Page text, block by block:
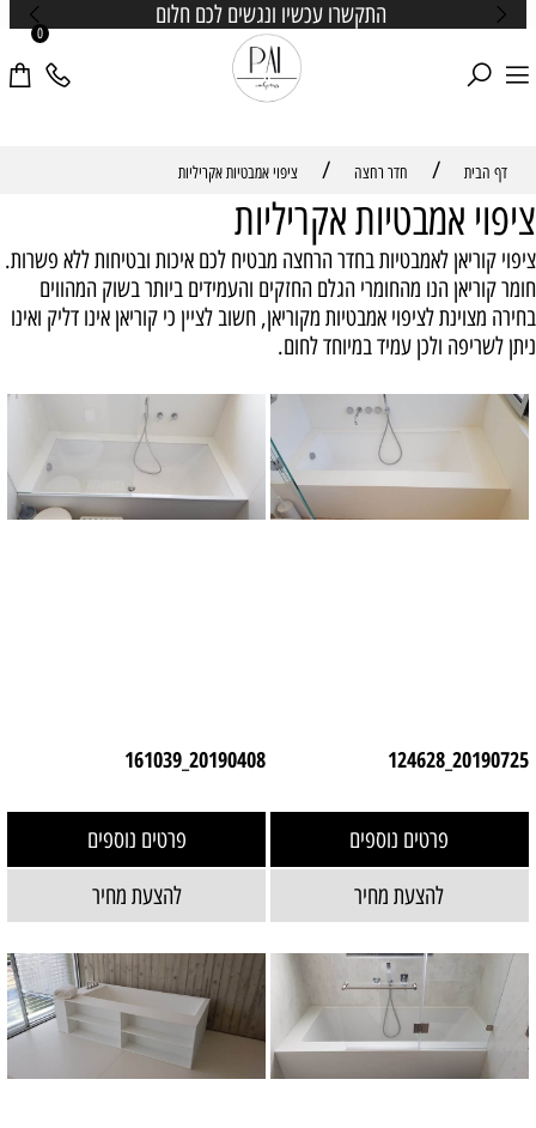
התקשרו עכשיו ונגשים לכם חלום
0
דף הבית / חדר רחצה / ציפוי אמבטיות אקריליות
ציפוי אמבטיות אקריליות
ציפוי קוריאן לאמבטיות בחדר הרחצה מבטיח לכם איכות ובטיחות ללא פשרות.
חומר קוריאן הנו מהחומרי הגלם החזקים והעמידים ביותר בשוק המהווים
בחירה מצוינת לציפוי אמבטיות מקוריאן, חשוב לציין כי קוריאן אינו דליק ואינו
ניתן לשריפה ולכן עמיד במיוחד לחום.
20190725_124628
פרטים נוספים
להצעת מחיר
20190408_161039
פרטים נוספים
להצעת מחיר